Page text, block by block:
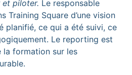
piloter. Le responsable
Training Square d’une vision
planifié, ce qui a été suivi, ce
Le reporting est
la formation sur les